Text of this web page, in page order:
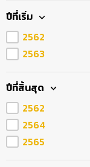
ปีที่เริ่ม
2562
2563
ปีที่สิ้นสุด
2562
2564
2565